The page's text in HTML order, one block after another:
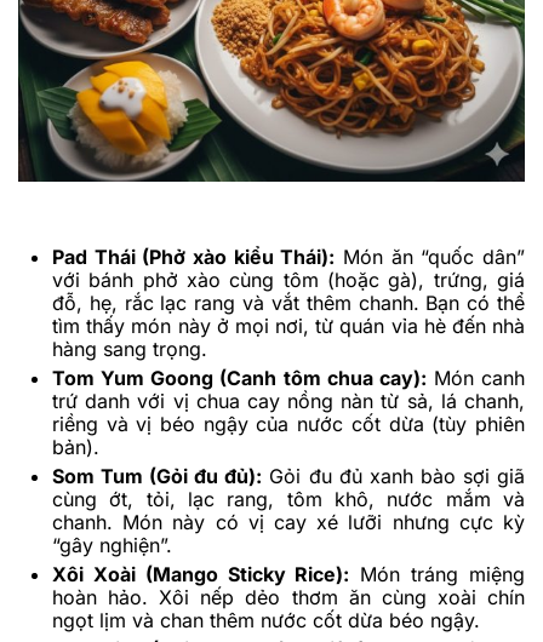
Pad Thái (Phở xào kiểu Thái): Món ăn “quốc dân”
với bánh phở xào cùng tôm (hoặc gà), trứng, giá
đỗ, hẹ, rắc lạc rang và vắt thêm chanh. Bạn có thể
tìm thấy món này ở mọi nơi, từ quán vỉa hè đến nhà
hàng sang trọng.
Tom Yum Goong (Canh tôm chua cay): Món canh
trứ danh với vị chua cay nồng nàn từ sả, lá chanh,
riềng và vị béo ngậy của nước cốt dừa (tùy phiên
bản).
Som Tum (Gỏi đu đủ): Gỏi đu đủ xanh bào sợi giã
cùng ớt, tỏi, lạc rang, tôm khô, nước mắm và
chanh. Món này có vị cay xé lưỡi nhưng cực kỳ
“gây nghiện”.
Xôi Xoài (Mango Sticky Rice): Món tráng miệng
hoàn hảo. Xôi nếp dẻo thơm ăn cùng xoài chín
ngọt lịm và chan thêm nước cốt dừa béo ngậy.